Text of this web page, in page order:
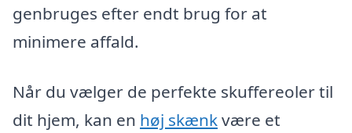
genbruges efter endt brug for at
minimere affald.
Når du vælger de perfekte skuffereoler til
dit hjem, kan en høj skænkvære et